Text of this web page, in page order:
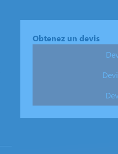
Obtenez un devis